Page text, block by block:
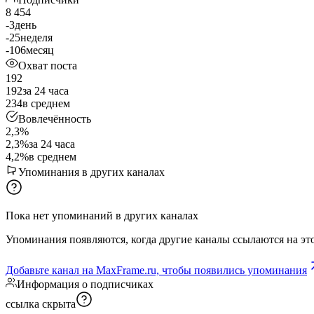
8 454
-3день
-25неделя
-106месяц
Охват поста
192
192за 24 часа
234в среднем
Вовлечённость
2,3%
2,3%за 24 часа
4,2%в среднем
Упоминания в других каналах
Пока нет упоминаний в других каналах
Упоминания появляются, когда другие каналы ссылаются на
Добавьте канал на MaxFrame.ru, чтобы появились упоминания
Информация о подписчиках
ссылка скрыта